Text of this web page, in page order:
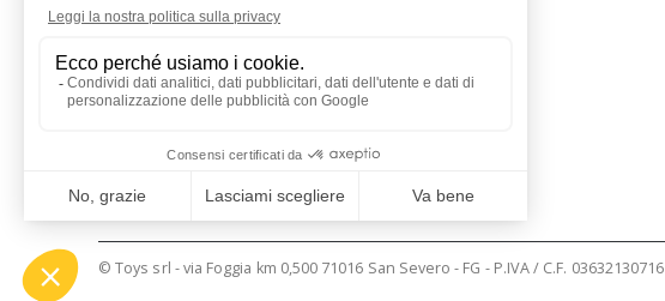
9:00 - 17:30
E-MAIL:
shop@mazzeogiocattoli.it
© Toys srl - via Foggia km 0,500 71016 San Severo - FG - P.IVA / C.F. 03632130716